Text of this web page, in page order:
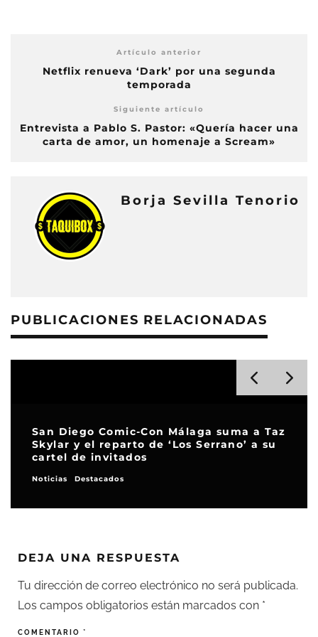
Artículo anterior
Netflix renueva ‘Dark’ por una segunda
temporada
Siguiente artículo
Entrevista a Pablo S. Pastor: «Quería hacer una
carta de amor, un homenaje a Scream»
Borja Sevilla Tenorio
PUBLICACIONES RELACIONADAS
San Diego Comic-Con Málaga suma a Taz
Skylar y el reparto de ‘Los Serrano’ a su
cartel de invitados
Noticias Destacados
DEJA UNA RESPUESTA
Tu dirección de correo electrónico no será publicada.
Los campos obligatorios están marcados con *
COMENTARIO *